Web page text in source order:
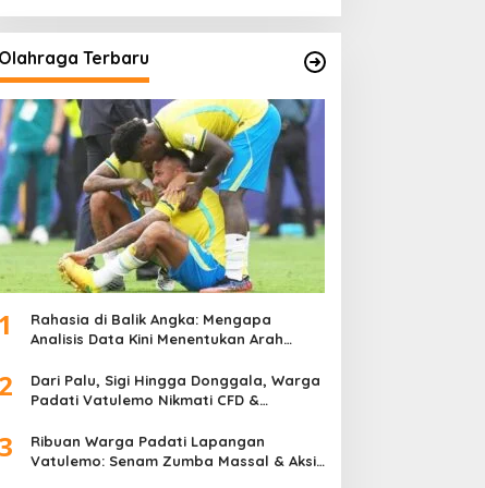
Olahraga Terbaru
1
Rahasia di Balik Angka: Mengapa
Analisis Data Kini Menentukan Arah
2
Dari Palu, Sigi Hingga Donggala, Warga
Padati Vatulemo Nikmati CFD &
3
Ribuan Warga Padati Lapangan
Vatulemo: Senam Zumba Massal & Aksi